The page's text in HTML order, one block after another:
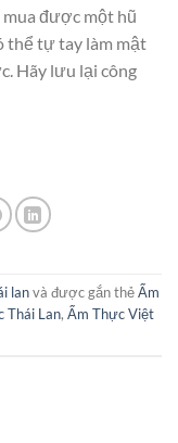
được một hũ
thể tự tay làm mật
Hãy lưu lại công
lanvà được gắn thẻẨm
Thái Lan, Ẩm Thực Việt